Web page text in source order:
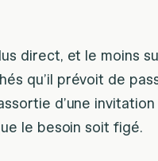
direct, et le moins
qu’il prévoit de
d’une
le besoin soit figé.